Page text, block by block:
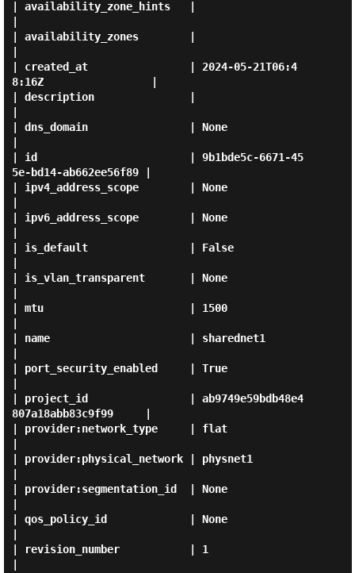
| availability_zone_hints   |
| availability_zones        |
| created_at                | 2024-05-21T06:4
8:16Z                 |
| description               |
| dns_domain                | None
| id                        | 9b1bde5c-6671-45
5e-bd14-ab662ee56f89 |
| ipv4_address_scope        | None
| ipv6_address_scope        | None
| is_default                | False
| is_vlan_transparent       | None
| mtu                       | 1500
| name                      | sharednet1
| port_security_enabled     | True
| project_id                | ab9749e59bdb48e4
807a18abb83c9f99     |
| provider:network_type     | flat
| provider:physical_network | physnet1
| provider:segmentation_id  | None
| qos_policy_id             | None
| revision_number           | 1